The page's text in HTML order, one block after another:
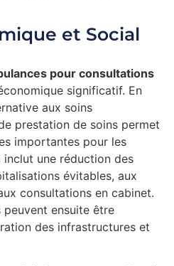
et Social
pour consultations
significatif. En
aux soins
prestation de soins permet
importantes pour les
inclut une réduction des
évitables, aux
consultations en cabinet.
peuvent ensuite être
des infrastructures et